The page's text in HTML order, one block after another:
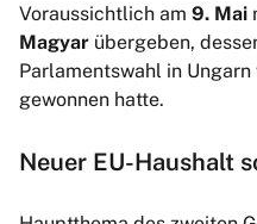
Voraussichtlich am 9. Mai
Magyar übergeben,
Parlamentswahl in
gewonnen hatte.
Neuer EU-Haushalt